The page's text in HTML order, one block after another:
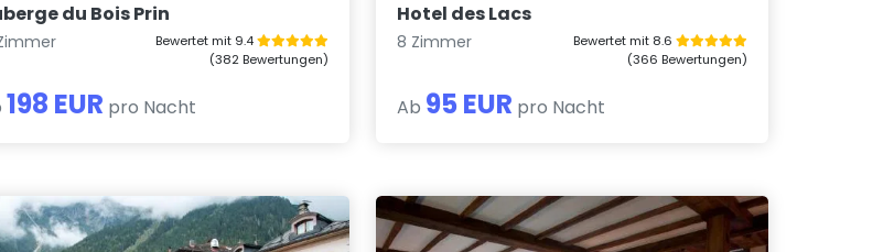
du Bois Prin
Bewertet mit 9.4
(382 Bewertungen)
198 EUR pro Nacht
Hotel des Lacs
8 Zimmer
Bewertet mit 8.6
(366 Bewertungen)
Ab 95 EUR pro Nacht